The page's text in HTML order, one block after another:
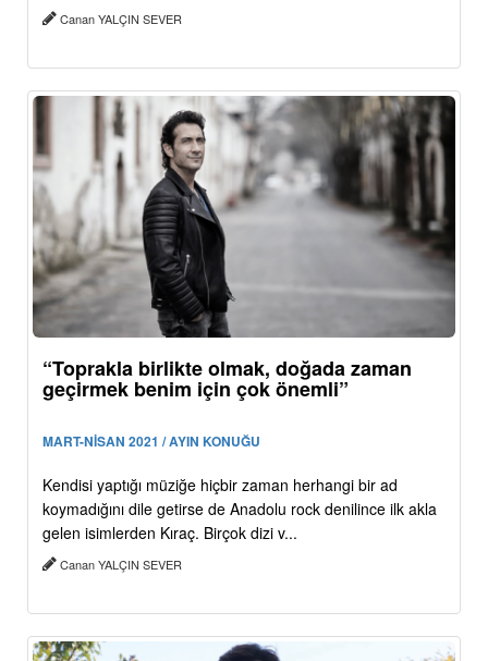
Canan YALÇIN SEVER
“Toprakla birlikte olmak, doğada zaman
geçirmek benim için çok önemli”
MART-NİSAN 2021 / AYIN KONUĞU
Kendisi yaptığı müziğe hiçbir zaman herhangi bir ad
koymadığını dile getirse de Anadolu rock denilince ilk akla
gelen isimlerden Kıraç. Birçok dizi v...
Canan YALÇIN SEVER